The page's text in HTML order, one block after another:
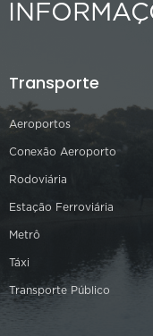
Transporte
Aeroportos
Conexão Aeroporto
Rodoviária
Estação Ferroviária
Metrô
Táxi
Transporte Público